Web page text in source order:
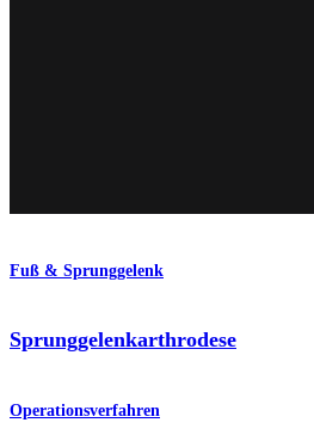
Fuß & Sprunggelenk
Sprunggelenkarthrodese
Operationsverfahren